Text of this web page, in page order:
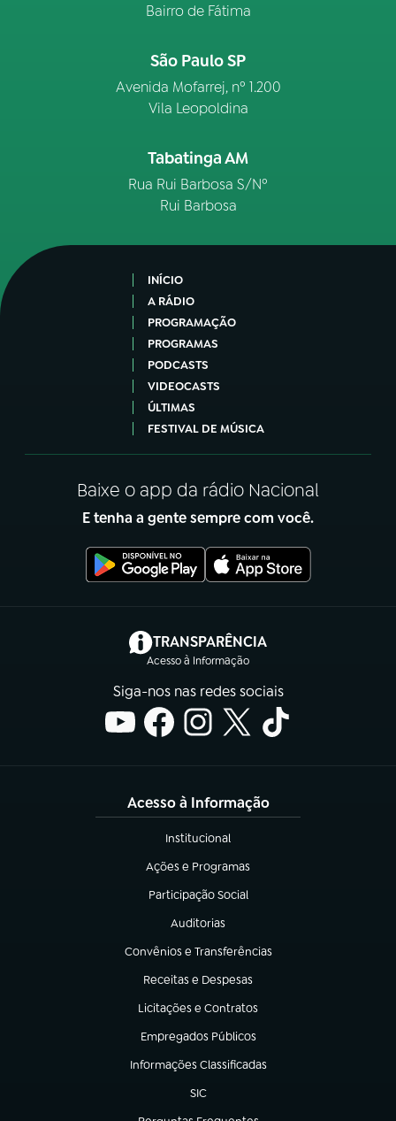
Bairro de Fátima
São Paulo SP
Avenida Mofarrej, nº 1.200
Vila Leopoldina
Tabatinga AM
Rua Rui Barbosa S/Nº
Rui Barbosa
INÍCIO
A RÁDIO
PROGRAMAÇÃO
PROGRAMAS
PODCASTS
VIDEOCASTS
ÚLTIMAS
FESTIVAL DE MÚSICA
Baixe o app da rádio Nacional
E tenha a gente sempre com você.
TRANSPARÊNCIA
Acesso à Informação
(abre em nova aba)
Siga-nos nas redes sociais
Acesso à Informação
Institucional
(abre em nova aba)
Ações e Programas
(abre em nova aba)
Participação Social
(abre em nova aba)
Auditorias
(abre em nova aba)
Convênios e Transferências
(abre em nova aba)
Receitas e Despesas
(abre em nova aba)
Licitações e Contratos
(abre em nova aba)
Empregados Públicos
(abre em nova aba)
Informações Classificadas
(abre em nova aba)
SIC
(abre em nova aba)